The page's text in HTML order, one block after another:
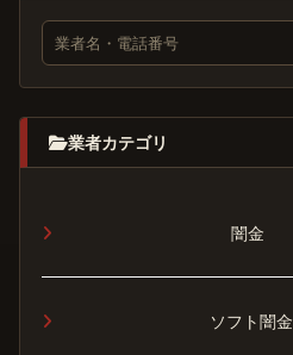
業者カテゴリ
闇金
ソフト闇金